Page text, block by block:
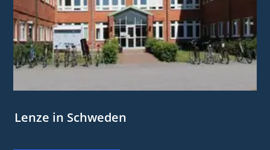
Lenze in Schweden